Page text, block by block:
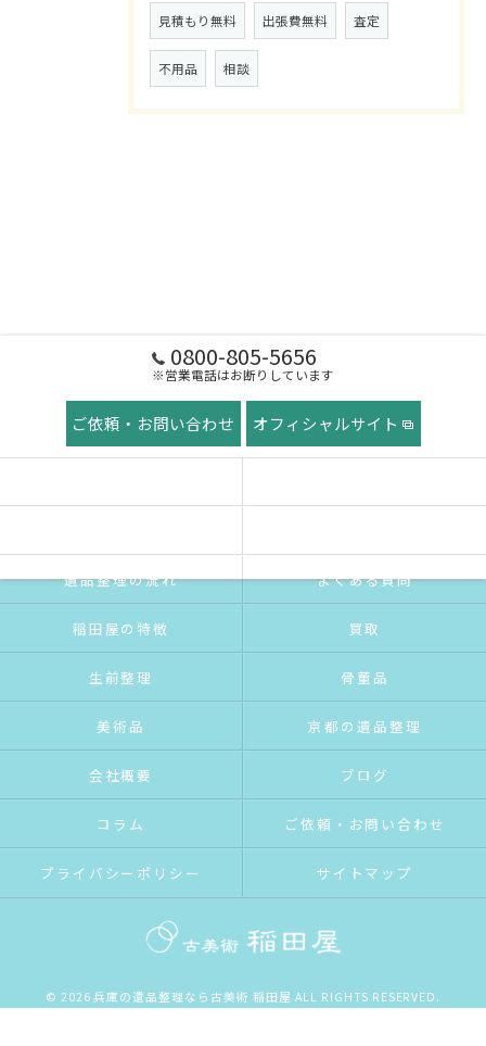
見積もり無料 出張費無料 査定
不用品 相談
0800-805-5656
※営業電話はお断りしています
ご依頼・お問い合わせ オフィシャルサイト
遺品整理の流れ よくある質問
稲田屋の特徴 買取
生前整理 骨董品
美術品 京都の遺品整理
会社概要 ブログ
コラム ご依頼・お問い合わせ
プライバシーポリシー サイトマップ
© 2026 兵庫の遺品整理なら古美術 稲田屋 ALL RIGHTS RESERVED.